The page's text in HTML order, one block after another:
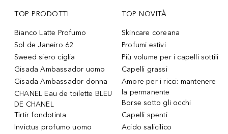
TOP PRODOTTI
Bianco Latte Profumo
Sol de Janeiro 62
Sweed siero ciglia
Gisada Ambassador uomo
Gisada Ambassador donna
CHANEL Eau de toilette BLEU
DE CHANEL
Tirtir fondotinta
Invictus profumo uomo
TOP NOVITÀ
Skincare coreana
Profumi estivi
Più volume per i capelli sottili
Capelli grassi
Amore per i ricci: mantenere
la permanente
Borse sotto gli occhi
Capelli spenti
Acido salicilico